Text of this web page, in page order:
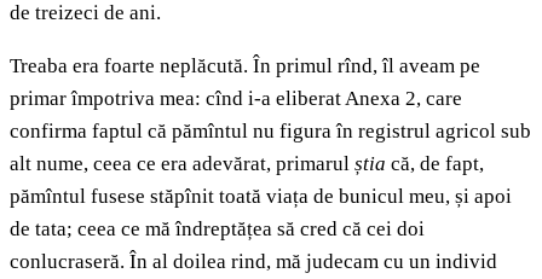
de treizeci de ani.
Treaba era foarte neplăcută. În primul rînd, îl aveam pe
primar împotriva mea: cînd i-a eliberat Anexa 2, care
confirma faptul că pămîntul nu figura în registrul agricol sub
alt nume, ceea ce era adevărat, primarul știa că, de fapt,
pămîntul fusese stăpînit toată viața de bunicul meu, și apoi
de tata; ceea ce mă îndreptățea să cred că cei doi
conlucraseră. În al doilea rind, mă judecam cu un individ